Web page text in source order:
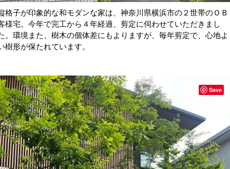
格子が印象的な和モダンな家は、神奈川県横浜市の２世帯のＯＢ
様宅。今年で完工から４年経過、剪定に伺わせていただきまし
。環境また、樹木の個体差にもよりますが、毎年剪定で、心地よ
樹形が保たれています。
Save